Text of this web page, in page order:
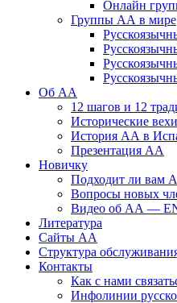
Онлайн
Группы АА в мире
Об АА
12 шагов и 12
Исторические
История АА в
Презентация АА
Новичку
Подходит ли вам
Вопросы новых
Видео об АА —
Литература
Сайты АА
Структура
Контакты
Как с нами
Инфолинии